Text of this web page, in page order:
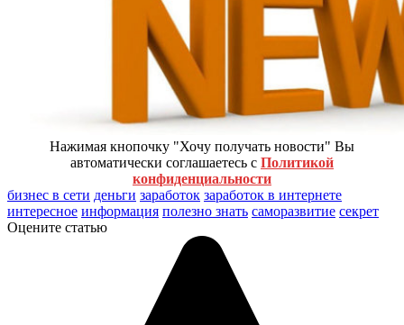
Нажимая кнопочку "Хочу получать новости" Вы
автоматически соглашаетесь с Политикой
конфиденциальности
бизнес в сети деньги заработок заработок в интернете
интересное информация полезно знать саморазвитие секрет
Оцените статью